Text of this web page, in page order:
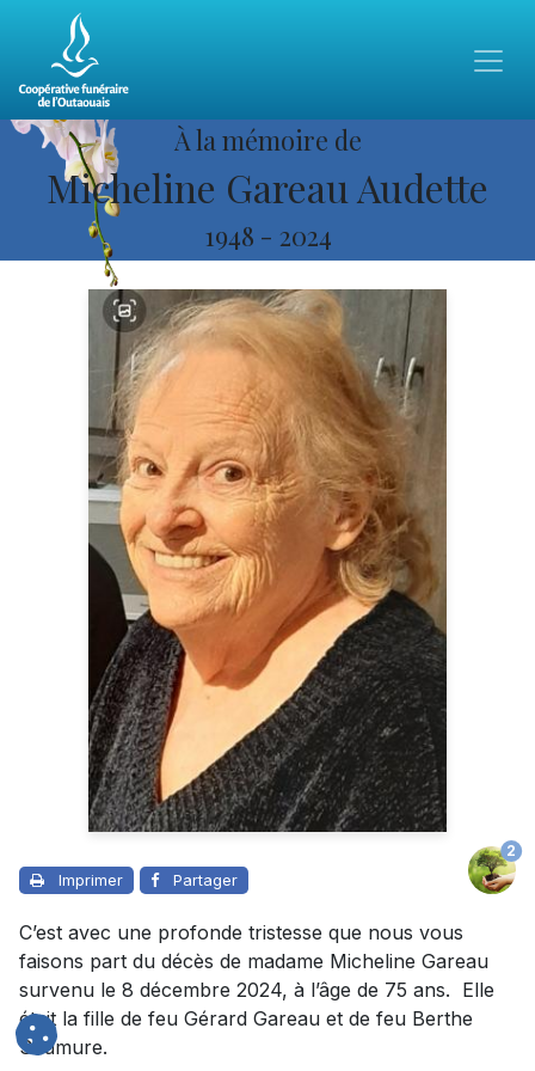
À la mémoire de
Micheline Gareau Audette
1948 - 2024
Imprimer Partager
2
C’est avec une profonde tristesse que nous vous
faisons part du décès de madame Micheline Gareau
survenu le 8 décembre 2024, à l’âge de 75 ans. Elle
était la fille de feu Gérard Gareau et de feu Berthe
Saumure.